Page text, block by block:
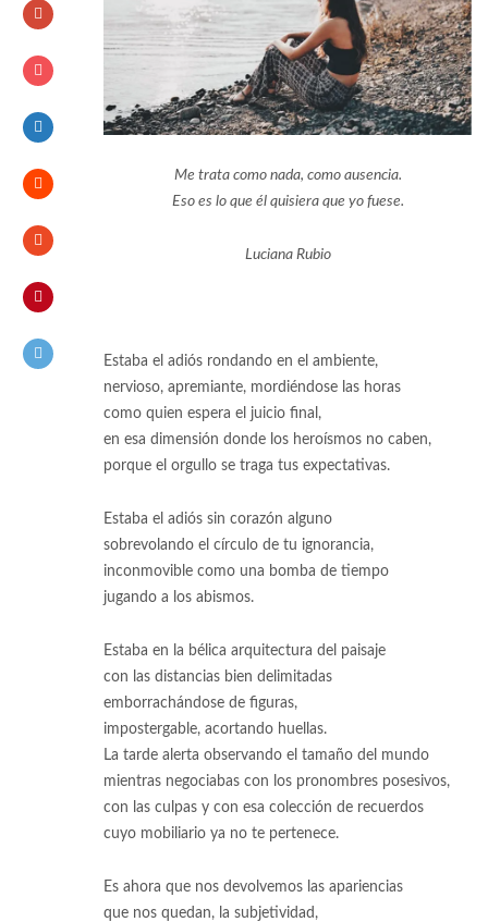
Me trata como nada, como ausencia.
Eso es lo que él quisiera que yo fuese.
Luciana Rubio
Estaba el adiós rondando en el ambiente,
nervioso, apremiante, mordiéndose las horas
como quien espera el juicio final,
en esa dimensión donde los heroísmos no caben,
porque el orgullo se traga tus expectativas.
Estaba el adiós sin corazón alguno
sobrevolando el círculo de tu ignorancia,
inconmovible como una bomba de tiempo
jugando a los abismos.
Estaba en la bélica arquitectura del paisaje
con las distancias bien delimitadas
emborrachándose de figuras,
impostergable, acortando huellas.
La tarde alerta observando el tamaño del mundo
mientras negociabas con los pronombres posesivos,
con las culpas y con esa colección de recuerdos
cuyo mobiliario ya no te pertenece.
Es ahora que nos devolvemos las apariencias
que nos quedan, la subjetividad,